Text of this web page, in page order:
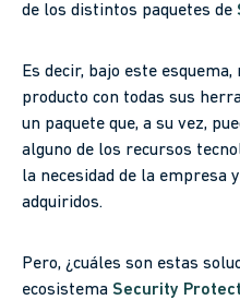
de los distintos paquetes de
Es decir, bajo este
producto con todas sus
un paquete que, a su vez,
alguno de los recursos
la necesidad de la empresa
adquiridos.
Pero, ¿cuáles son estas
ecosistema Security Protect